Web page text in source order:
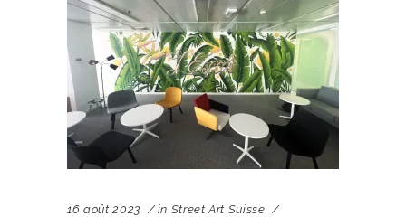
16 août 2023 in Street Art Suisse